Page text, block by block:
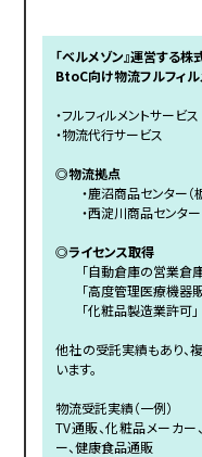
「ベルメゾン』運営する
BtoC向け物流フルフィ
・フルフィルメントサービス
・物流代行サービス
◎物流拠点
・鹿沼商品センター（
・西淀川商品センター
◎ライセンス取得
「自動倉庫の営業倉庫
「高度管理医療機器販
「化粧品製造業許可」
他社の受託実績もあり、
います。
物流受託実績（一例）
TV通販、化粧品メーカー
ー、健康食品通販